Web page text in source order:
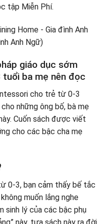
tập Miễn Phí.
giáo dục sớm
ba mẹ nên đọc
cho trẻ từ 0-3
những ông bố, bà mẹ
Cuốn sách được viết
cho các bậc cha mẹ
0-3, bạn cảm thấy bế tắc
muốn lắng nghe
sinh lý của các bậc phụ